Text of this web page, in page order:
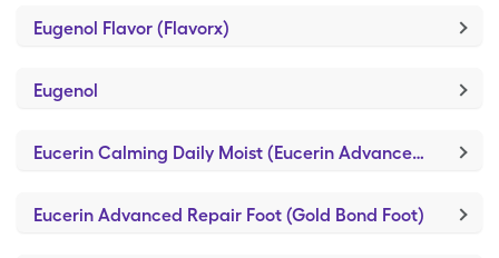
Eugenol Flavor (Flavorx)
Eugenol
Eucerin Calming Daily Moist (Eucerin Advanced Repair)
Eucerin Advanced Repair Foot (Gold Bond Foot)